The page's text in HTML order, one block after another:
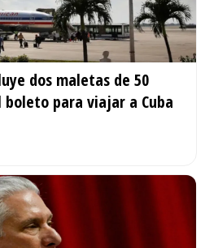
dos maletas de 50
para viajar a Cuba